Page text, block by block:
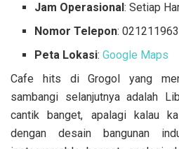
Jam Operasional: Setiap
Nomor Telepon:
Peta Lokasi:Google Maps
Cafe hits di Grogol yang
sambangi selanjutnya adalah
cantik banget, apalagi kalau
dengan desain bangunan